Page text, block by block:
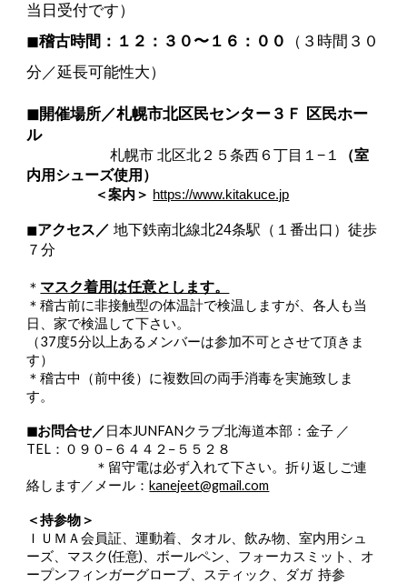
当日受付です）
◼︎稽古時間：１２：３０〜１６：００
（３時間３０
分／延長可能性大）
◼︎開催場所／札幌市北区民センター３Ｆ 区民ホー
ル
札幌市 北区北２５条西６丁目１−１
（室
内用シューズ使用）
＜案内＞ https://www.kitakuce.jp
◼︎アクセス／ 地下鉄南北線北24条駅（１番出口）徒歩
７分
＊ マスク着用は任意とします。
＊稽古前に非接触型の体温計で検温しますが、各人も当
日、家で検温して下さい。
（37度5分以上あるメンバーは参加不可とさせて頂きま
す）
＊稽古中（前中後）に複数回の両手消毒を実施致しま
す。
◼︎お問合せ／日本JUNFANクラブ北海道本部：金子 ／
TEL：０９０−６４４２−５５２８
＊留守電は必ず入れて下さい。折り返しご連
絡します／メール：kanejeet@gmail.com
＜持参物＞
ＩＵＭＡ会員証、運動着、タオル、飲み物、室内用シュ
ーズ、マスク(任意)、ボールペン、フォーカスミット、オ
ープンフィンガーグローブ、スティック、ダガ 持参